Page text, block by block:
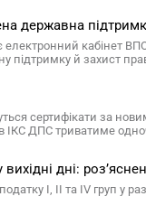
державна
електронний кабінет
підтримку й захист
сертифікати за
в ІКС ДПС триватиме
дні:
І, ІІ та ІV груп у